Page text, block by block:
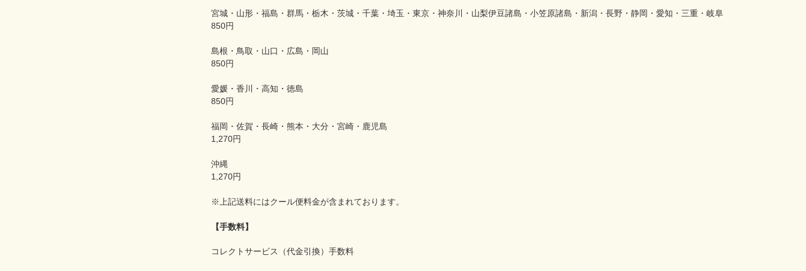
宮城・山形・福島・群馬・栃木・茨城・千葉・埼玉・東京・神奈川・山梨伊豆諸島・小笠原諸島・新潟・長野・静岡・愛知・三重・岐阜
850円
島根・鳥取・山口・広島・岡山
850円
愛媛・香川・高知・徳島
850円
福岡・佐賀・長崎・熊本・大分・宮崎・鹿児島
1,270円
沖縄
1,270円
※上記送料にはクール便料金が含まれております。
【手数料】
コレクトサービス（代金引換）手数料